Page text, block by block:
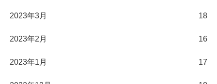
2023年3月 18
2023年2月 16
2023年1月 17